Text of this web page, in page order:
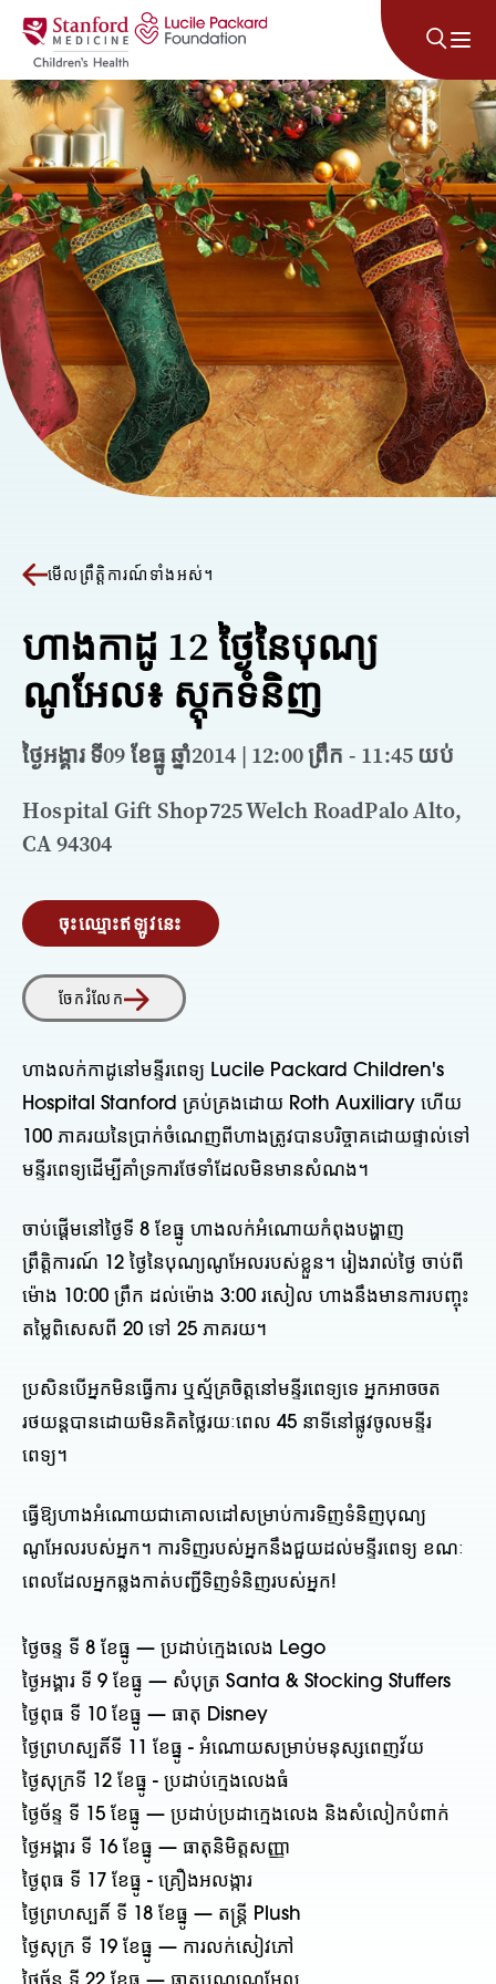
រំលងទៅមាតិកា
មើលព្រឹត្តិការណ៍ទាំងអស់។
ហាងកាដូ 12 ថ្ងៃនៃបុណ្យ
ណូអែល៖ ស្តុកទំនិញ
ថ្ងៃអង្គារ ទី09 ខែធ្នូ ឆ្នាំ2014 | 12:00 ព្រឹក - 11:45 យប់
Hospital Gift Shop725 Welch RoadPalo Alto,
CA 94304
ចុះឈ្មោះឥឡូវនេះ
ចែករំលែក
ហាងលក់កាដូនៅមន្ទីរពេទ្យ Lucile Packard Children's
Hospital Stanford គ្រប់គ្រងដោយ Roth Auxiliary ហើយ
100 ភាគរយនៃប្រាក់ចំណេញពីហាងត្រូវបានបរិច្ចាគដោយផ្ទាល់ទៅ
មន្ទីរពេទ្យដើម្បីគាំទ្រការថែទាំដែលមិនមានសំណង។
ចាប់ផ្តើមនៅថ្ងៃទី 8 ខែធ្នូ ហាងលក់អំណោយកំពុងបង្ហាញ
ព្រឹត្តិការណ៍ 12 ថ្ងៃនៃបុណ្យណូអែលរបស់ខ្លួន។ រៀងរាល់ថ្ងៃ ចាប់ពី
ម៉ោង 10:00 ព្រឹក ដល់ម៉ោង 3:00 រសៀល ហាងនឹងមានការបញ្ចុះ
តម្លៃពិសេសពី 20 ទៅ 25 ភាគរយ។
ប្រសិនបើអ្នកមិនធ្វើការ ឬស្ម័គ្រចិត្ដនៅមន្ទីរពេទ្យទេ អ្នកអាចចត
រថយន្តបានដោយមិនគិតថ្លៃរយៈពេល 45 នាទីនៅផ្លូវចូលមន្ទីរ
ពេទ្យ។
ធ្វើឱ្យហាងអំណោយជាគោលដៅសម្រាប់ការទិញទំនិញបុណ្យ
ណូអែលរបស់អ្នក។ ការទិញរបស់អ្នកនឹងជួយដល់មន្ទីរពេទ្យ ខណៈ
ពេលដែលអ្នកឆ្លងកាត់បញ្ជីទិញទំនិញរបស់អ្នក!
ថ្ងៃចន្ទ ទី 8 ខែធ្នូ — ប្រដាប់ក្មេងលេង Lego
ថ្ងៃអង្គារ ទី 9 ខែធ្នូ — សំបុត្រ Santa & Stocking Stuffers
ថ្ងៃពុធ ទី 10 ខែធ្នូ — ធាតុ Disney
ថ្ងៃព្រហស្បតិ៍ទី 11 ខែធ្នូ - អំណោយសម្រាប់មនុស្សពេញវ័យ
ថ្ងៃសុក្រទី 12 ខែធ្នូ - ប្រដាប់ក្មេងលេងធំ
ថ្ងៃច័ន្ទ ទី 15 ខែធ្នូ — ប្រដាប់ប្រដាក្មេងលេង និងសំលៀកបំពាក់
ថ្ងៃអង្គារ ទី 16 ខែធ្នូ — ធាតុនិមិត្តសញ្ញា
ថ្ងៃពុធ ទី 17 ខែធ្នូ - គ្រឿងអលង្ការ
ថ្ងៃព្រហស្បតិ៍ ទី 18 ខែធ្នូ — តន្ត្រី Plush
ថ្ងៃសុក្រ ទី 19 ខែធ្នូ — ការលក់សៀវភៅ